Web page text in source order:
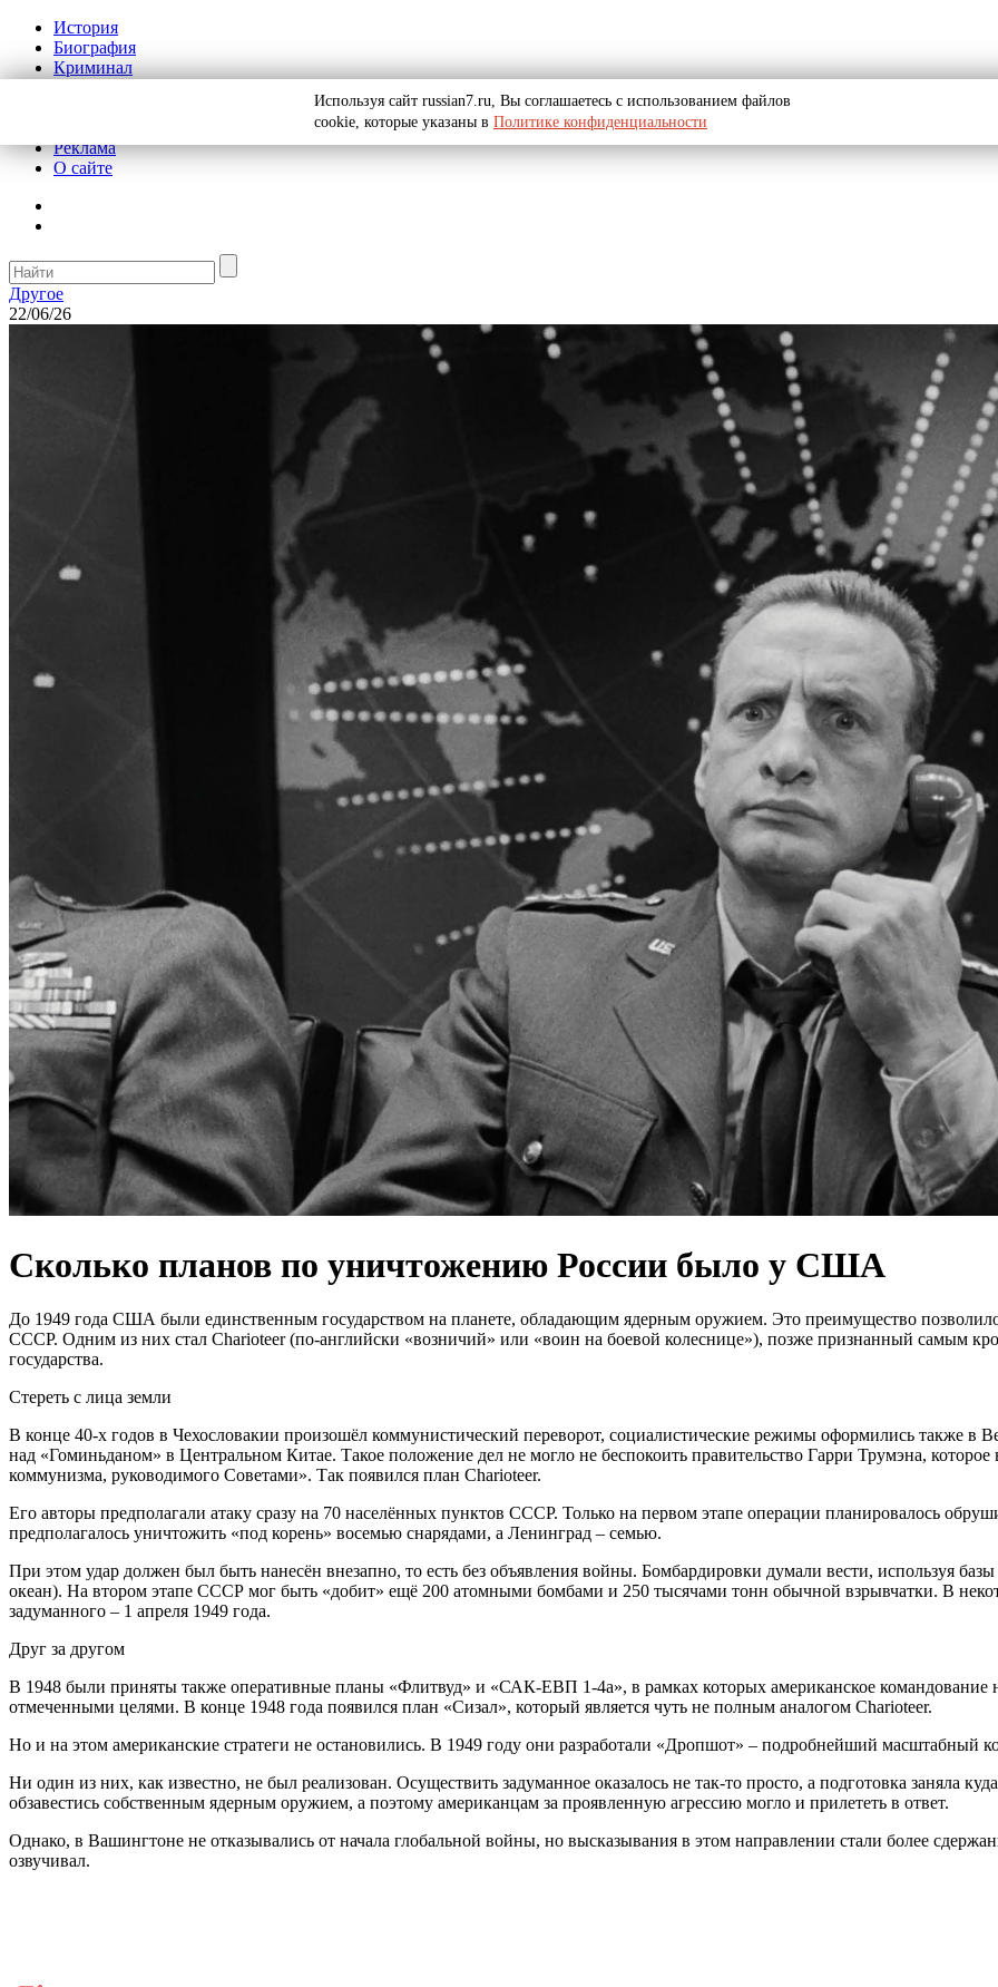
История
Биография
Криминал
Реклама
О сайте
Другое
22/06/26
Сколько планов по уничтожению России было у США
До 1949 года США были единственным государством на планете, обладающим ядерным оружием. Это преимущество
СССР. Одним из них стал Charioteer (по-английски «возничий» или «воин на боевой колеснице»), позже признанный самым
государства.
Стереть с лица земли
В конце 40-х годов в Чехословакии произошёл коммунистический переворот, социалистические режимы оформились также
над «Гоминьданом» в Центральном Китае. Такое положение дел не могло не беспокоить правительство Гарри Трумэна, которое
коммунизма, руководимого Советами». Так появился план Charioteer.
Его авторы предполагали атаку сразу на 70 населённых пунктов СССР. Только на первом этапе операции планировалось
предполагалось уничтожить «под корень» восемью снарядами, а Ленинград – семью.
При этом удар должен был быть нанесён внезапно, то есть без объявления войны. Бомбардировки думали вести, используя
океан). На втором этапе СССР мог быть «добит» ещё 200 атомными бомбами и 250 тысячами тонн обычной взрывчатки. В
задуманного – 1 апреля 1949 года.
Друг за другом
В 1948 были приняты также оперативные планы «Флитвуд» и «САК-ЕВП 1-4а», в рамках которых американское командование
отмеченными целями. В конце 1948 года появился план «Сизал», который является чуть не полным аналогом Charioteer.
Но и на этом американские стратеги не остановились. В 1949 году они разработали «Дропшот» – подробнейший
Ни один из них, как известно, не был реализован. Осуществить задуманное оказалось не так-то просто, а подготовка заняла
обзавестись собственным ядерным оружием, а поэтому американцам за проявленную агрессию могло и прилететь в ответ.
Однако, в Вашингтоне не отказывались от начала глобальной войны, но высказывания в этом направлении стали более
озвучивал.
Используя сайт russian7.ru, Вы соглашаетесь с использованием файлов
cookie, которые указаны в Политике конфиденциальности